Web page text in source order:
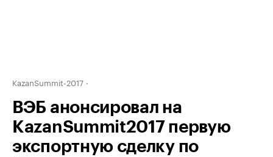
KazanSummit-2017
ВЭБ анонсировал на
KazanSummit2017 первую
экспортную сделку по